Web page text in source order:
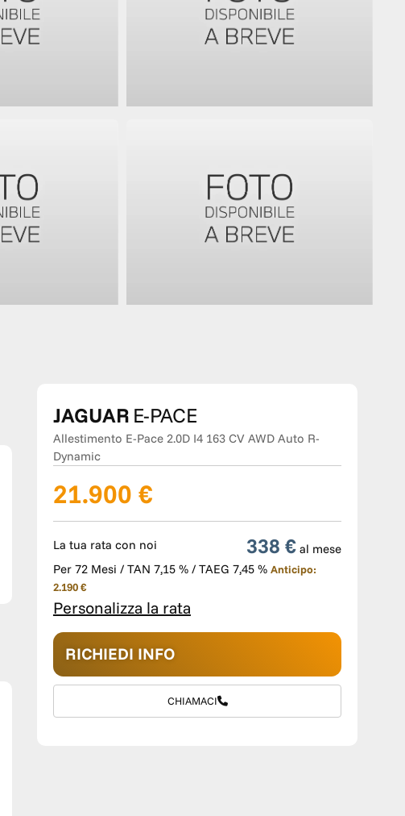
JAGUAR E-PACE
Allestimento E-Pace 2.0D I4 163 CV AWD Auto R-
Dynamic
21.900 €
La tua rata con noi 338 € al mese
Per 72 Mesi / TAN 7,15 % / TAEG 7,45 % Anticipo:
2.190 €
Personalizza la rata
RICHIEDI INFO
CHIAMACI